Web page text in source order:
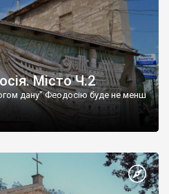
Місто Ч.2
дану" Феодосію буде не менш